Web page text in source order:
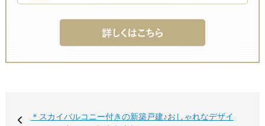
＊スカイバルコニー付きの新築戸建♪おしゃれなデザイ